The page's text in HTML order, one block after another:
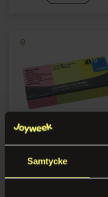
Samtycke
neon (12)